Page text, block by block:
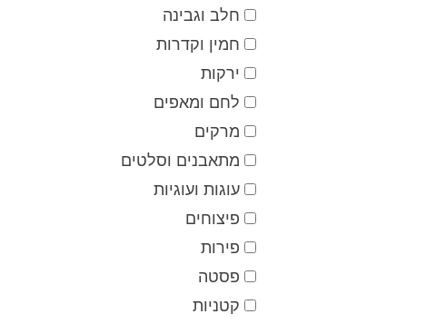
חלב וגבינה
חמין וקדרות
ירקות
לחם ומאפים
מרקים
מתאבנים וסלטים
עוגות ועוגיות
פיצוחים
פירות
פסטה
קטניות